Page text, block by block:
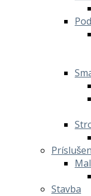
Stavba